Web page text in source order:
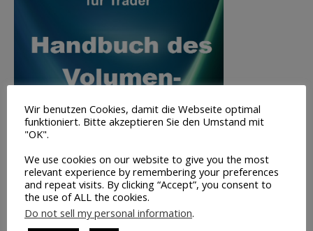
Wir benutzen Cookies, damit die Webseite optimal
funktioniert. Bitte akzeptieren Sie den Umstand mit
"OK".
We use cookies on our website to give you the most
relevant experience by remembering your preferences
and repeat visits. By clicking “Accept”, you consent to
the use of ALL the cookies.
Do not sell my personal information.